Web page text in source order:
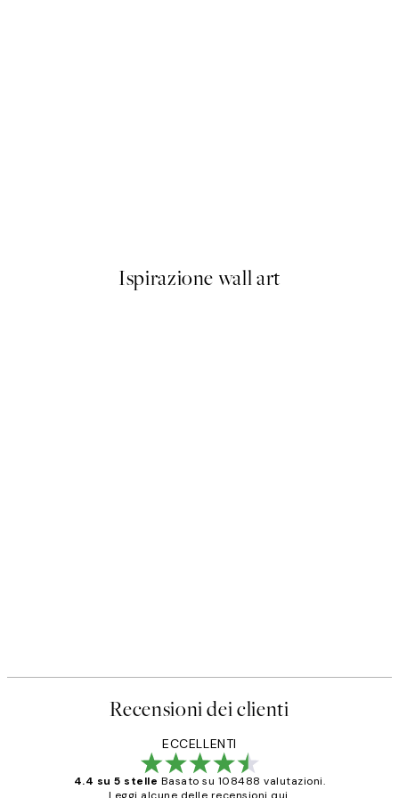
Ispirazione wall art
Recensioni dei clienti
ECCELLENTI
4.4 su 5 stelle Basato su 108488 valutazioni.